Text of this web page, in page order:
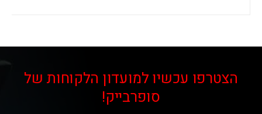
הצטרפו עכשיו למועדון הלקוחות של
סופרבייק!